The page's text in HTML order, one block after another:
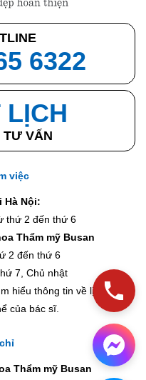
6322
TƯ VẤN
việc
Hà Nội:
thứ 2 đến thứ 6
Thẩm mỹ Busan
2 đến thứ 6
7, Chủ nhật
hiểu thông tin về lịch khám
của bác sĩ.
Thẩm mỹ Busan